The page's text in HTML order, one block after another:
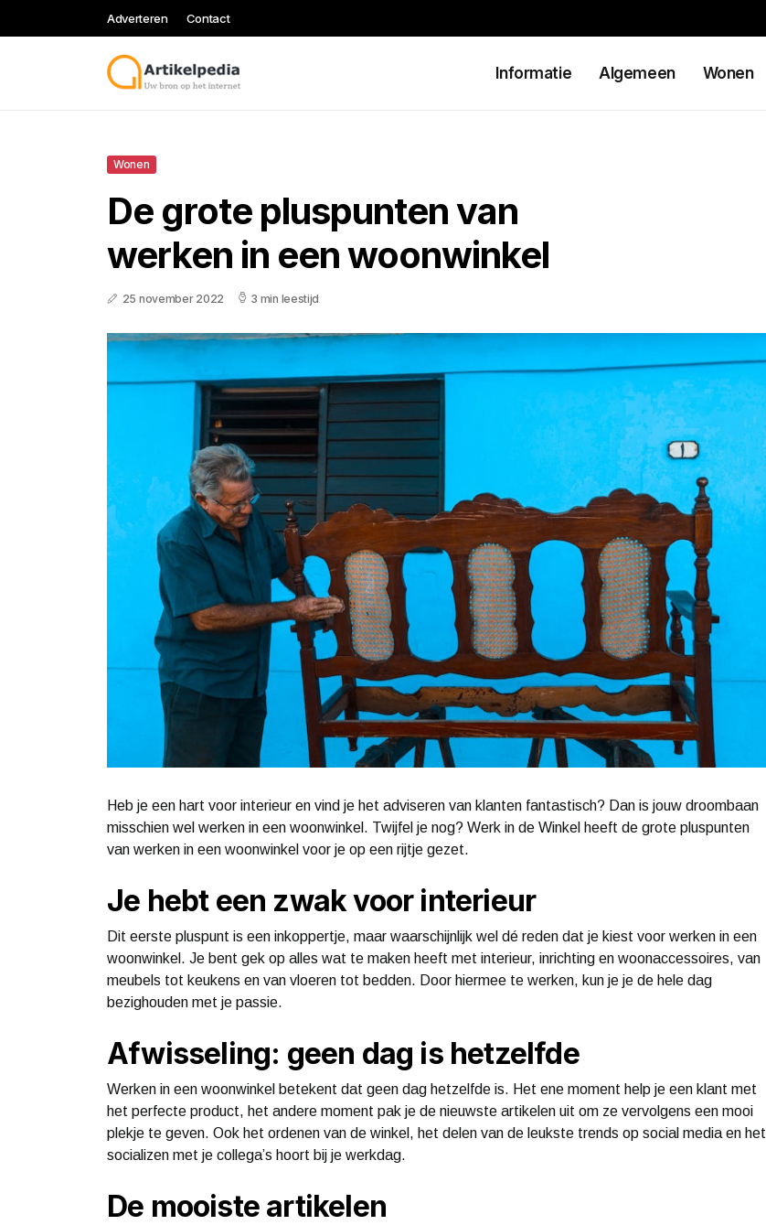
Adverteren Contact
Informatie Algemeen Wonen
Wonen
De grote pluspunten van
werken in een woonwinkel
25 november 2022 3 min leestijd
Heb je een hart voor interieur en vind je het adviseren van klanten fantastisch? Dan is jouw droombaan
misschien wel werken in een woonwinkel. Twijfel je nog? Werk in de Winkel heeft de grote pluspunten
van werken in een woonwinkel voor je op een rijtje gezet.
Je hebt een zwak voor interieur
Dit eerste pluspunt is een inkoppertje, maar waarschijnlijk wel dé reden dat je kiest voor werken in een
woonwinkel. Je bent gek op alles wat te maken heeft met interieur, inrichting en woonaccessoires, van
meubels tot keukens en van vloeren tot bedden. Door hiermee te werken, kun je je de hele dag
bezighouden met je passie.
Afwisseling: geen dag is hetzelfde
Werken in een woonwinkel betekent dat geen dag hetzelfde is. Het ene moment help je een klant met
het perfecte product, het andere moment pak je de nieuwste artikelen uit om ze vervolgens een mooi
plekje te geven. Ook het ordenen van de winkel, het delen van de leukste trends op social media en het
socializen met je collega’s hoort bij je werkdag.
De mooiste artikelen